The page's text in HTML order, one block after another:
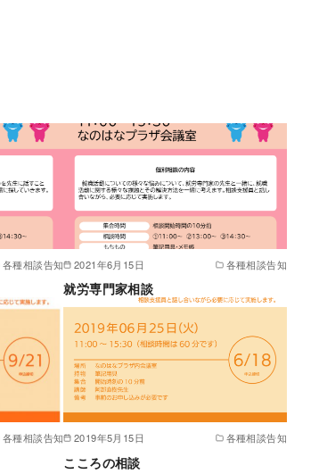
各種相談告知 2021年6月15日 各種相談告知
就労専門家相談
各種相談告知 2019年5月15日 各種相談告知
こころの相談